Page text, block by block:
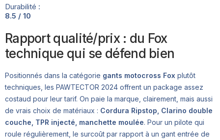
Durabilité :
8.5 / 10
Rapport qualité/prix : du Fox
technique qui se défend bien
Positionnés dans la catégorie gants motocross Fox plutôt
techniques, les PAWTECTOR 2024 offrent un package assez
costaud pour leur tarif. On paie la marque, clairement, mais aussi
de vrais choix de matériaux : Cordura Ripstop, Clarino double
couche, TPR injecté, manchette moulée. Pour un pilote qui
roule régulièrement, le surcoût par rapport à un gant entrée de